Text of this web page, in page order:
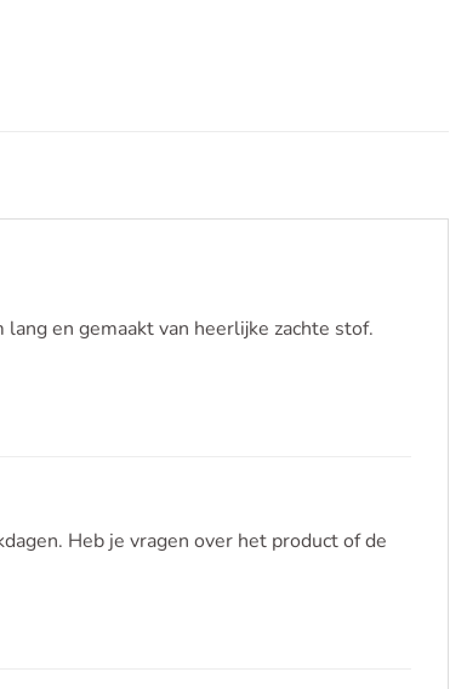
en gemaakt van heerlijke zachte stof.
Heb je vragen over het product of de